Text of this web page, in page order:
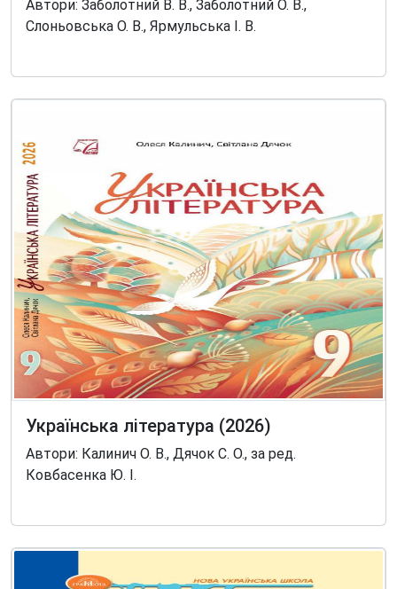
Автори: Заболотний В. В., Заболотний О. В.,
Слоньовська О. В., Ярмульська І. В.
Українська література (2026)
Автори: Калинич О. В., Дячок С. О., за ред.
Ковбасенка Ю. І.